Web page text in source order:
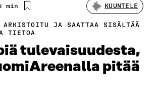
min KUUNTELE
ARKISTOITU JA SAATTAA SISÄLTÄÄ
TIETOA
tulevaisuudesta,
pitää